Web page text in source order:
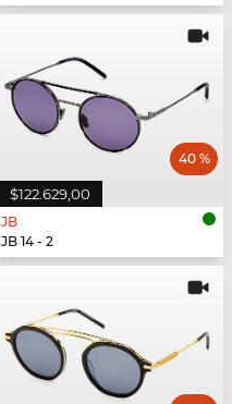
$122.629,00
40 %
JB
JB 14 - 2